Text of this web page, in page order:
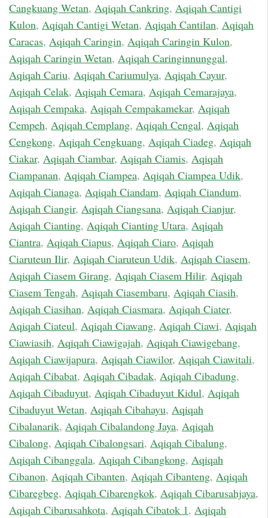
Cangkuang Wetan, Aqiqah Cankring, Aqiqah Cantigi
Kulon, Aqiqah Cantigi Wetan, Aqiqah Cantilan, Aqiqah
Caracas, Aqiqah Caringin, Aqiqah Caringin Kulon,
Aqiqah Caringin Wetan, Aqiqah Caringinnunggal,
Aqiqah Cariu, Aqiqah Cariumulya, Aqiqah Cayur,
Aqiqah Celak, Aqiqah Cemara, Aqiqah Cemarajaya,
Aqiqah Cempaka, Aqiqah Cempakamekar, Aqiqah
Cempeh, Aqiqah Cemplang, Aqiqah Cengal, Aqiqah
Cengkong, Aqiqah Cengkuang, Aqiqah Ciadeg, Aqiqah
Ciakar, Aqiqah Ciambar, Aqiqah Ciamis, Aqiqah
Ciampanan, Aqiqah Ciampea, Aqiqah Ciampea Udik,
Aqiqah Cianaga, Aqiqah Ciandam, Aqiqah Ciandum,
Aqiqah Ciangir, Aqiqah Ciangsana, Aqiqah Cianjur,
Aqiqah Cianting, Aqiqah Cianting Utara, Aqiqah
Ciantra, Aqiqah Ciapus, Aqiqah Ciaro, Aqiqah
Ciaruteun Ilir, Aqiqah Ciaruteun Udik, Aqiqah Ciasem,
Aqiqah Ciasem Girang, Aqiqah Ciasem Hilir, Aqiqah
Ciasem Tengah, Aqiqah Ciasembaru, Aqiqah Ciasih,
Aqiqah Ciasihan, Aqiqah Ciasmara, Aqiqah Ciater,
Aqiqah Ciateul, Aqiqah Ciawang, Aqiqah Ciawi, Aqiqah
Ciawiasih, Aqiqah Ciawigajah, Aqiqah Ciawigebang,
Aqiqah Ciawijapura, Aqiqah Ciawilor, Aqiqah Ciawitali,
Aqiqah Cibabat, Aqiqah Cibadak, Aqiqah Cibadung,
Aqiqah Cibaduyut, Aqiqah Cibaduyut Kidul, Aqiqah
Cibaduyut Wetan, Aqiqah Cibahayu, Aqiqah
Cibalanarik, Aqiqah Cibalandong Jaya, Aqiqah
Cibalong, Aqiqah Cibalongsari, Aqiqah Cibalung,
Aqiqah Cibanggala, Aqiqah Cibangkong, Aqiqah
Cibanon, Aqiqah Cibanten, Aqiqah Cibanteng, Aqiqah
Cibaregbeg, Aqiqah Cibarengkok, Aqiqah Cibarusahjaya,
Aqiqah Cibarusahkota, Aqiqah Cibatok 1, Aqiqah